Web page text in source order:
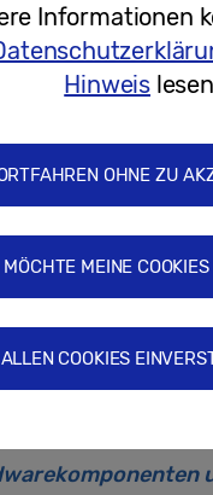
Ultra-
Der Ultra-
größerer
Mit der
Mit dieser
so ruhig
sogar über
erkennt
Leistung
Informationen
Hinweis
OHNE ZU
MEINE
COOKIES